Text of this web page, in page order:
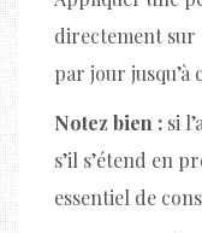
directement sur
par jour jusqu’à
Notez bien : si
s’il s’étend en
essentiel de